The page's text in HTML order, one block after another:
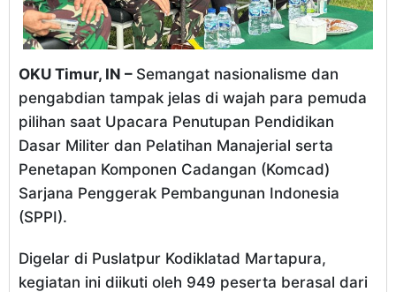
OKU Timur, IN – Semangat nasionalisme dan
pengabdian tampak jelas di wajah para pemuda
pilihan saat Upacara Penutupan Pendidikan
Dasar Militer dan Pelatihan Manajerial serta
Penetapan Komponen Cadangan (Komcad)
Sarjana Penggerak Pembangunan Indonesia
(SPPI).
Digelar di Puslatpur Kodiklatad Martapura,
kegiatan ini diikuti oleh 949 peserta berasal dari